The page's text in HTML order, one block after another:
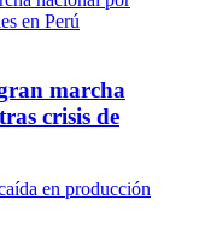
marcha
crisis de